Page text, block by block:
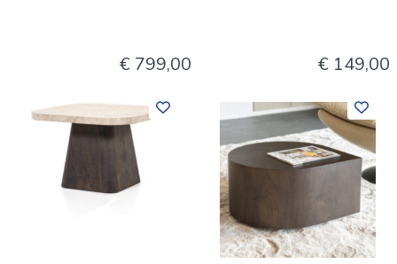
€ 799,00 € 149,00